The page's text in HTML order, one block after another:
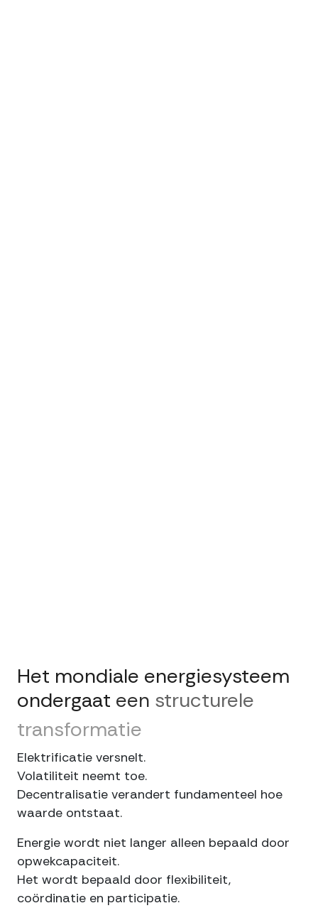
Het mondiale energiesysteem
ondergaat een structurele
transformatie
Elektrificatie versnelt.
Volatiliteit neemt toe.
Decentralisatie verandert fundamenteel hoe
waarde ontstaat.
Energie wordt niet langer alleen bepaald door
opwekcapaciteit.
Het wordt bepaald door flexibiliteit,
coördinatie en participatie.